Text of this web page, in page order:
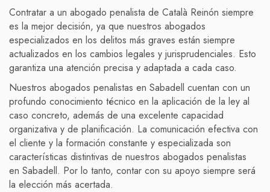
Contratar a un abogado penalista de Català Reinón siempre
es la mejor decisión, ya que nuestros abogados
especializados en los delitos más graves están siempre
actualizados en los cambios legales y jurisprudenciales. Esto
garantiza una atención precisa y adaptada a cada caso.
Nuestros abogados penalistas en Sabadell cuentan con un
profundo conocimiento técnico en la aplicación de la ley al
caso concreto, además de una excelente capacidad
organizativa y de planificación. La comunicación efectiva con
el cliente y la formación constante y especializada son
características distintivas de nuestros abogados penalistas
en Sabadell. Por lo tanto, contar con su apoyo siempre será
la elección más acertada.